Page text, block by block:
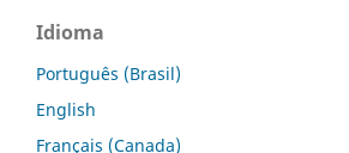
Idioma
Português (Brasil)
English
Français (Canada)